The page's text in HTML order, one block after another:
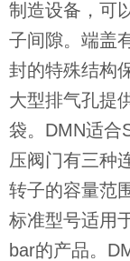
制造设备，可
子间隙。端盖
封的特殊结构
大型排气孔提
袋。DMN适合
压阀门有三种
转子的容量范
标准型号适用
bar的产品。